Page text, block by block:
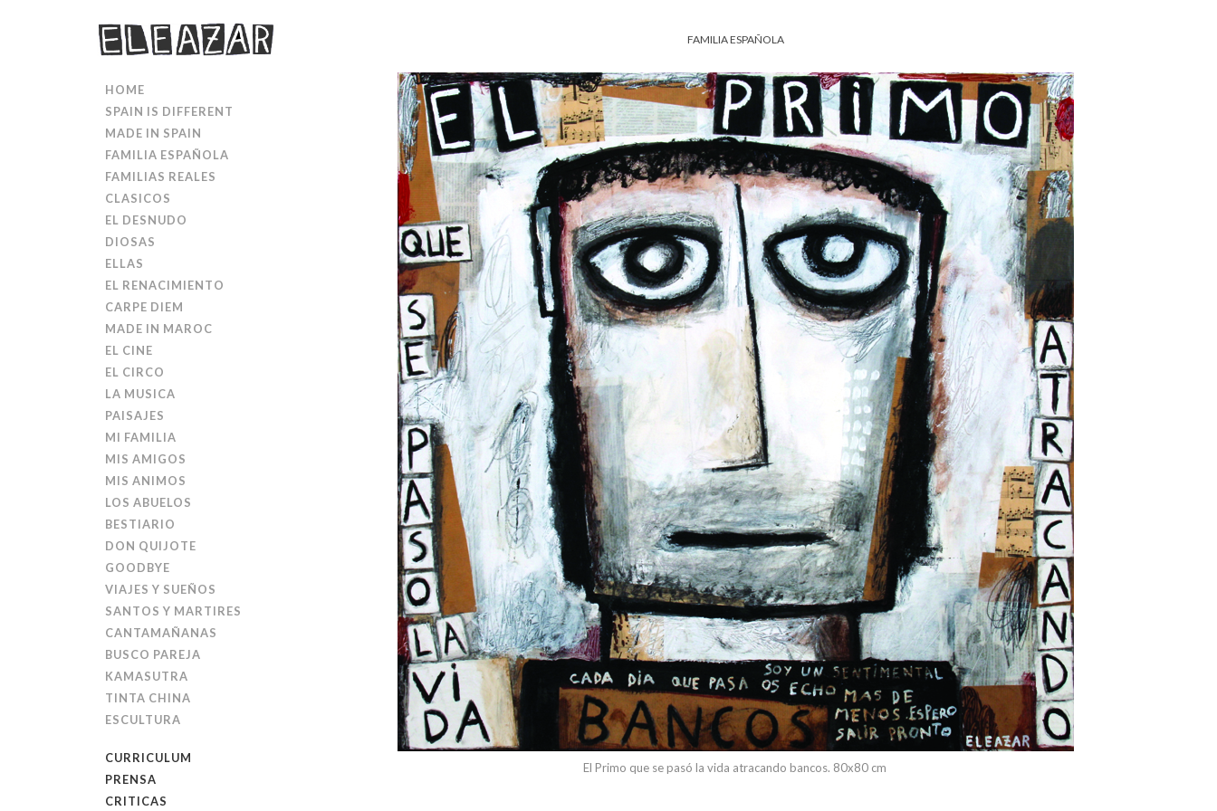
HOME
SPAIN IS DIFFERENT
MADE IN SPAIN
FAMILIA ESPAÑOLA
FAMILIAS REALES
CLASICOS
EL DESNUDO
DIOSAS
ELLAS
EL RENACIMIENTO
CARPE DIEM
MADE IN MAROC
EL CINE
EL CIRCO
LA MUSICA
PAISAJES
MI FAMILIA
MIS AMIGOS
MIS ANIMOS
LOS ABUELOS
BESTIARIO
DON QUIJOTE
GOODBYE
VIAJES Y SUEÑOS
SANTOS Y MARTIRES
CANTAMAÑANAS
BUSCO PAREJA
KAMASUTRA
TINTA CHINA
ESCULTURA
CURRICULUM
PRENSA
CRITICAS
FAMILIA ESPAÑOLA
El Primo que se pasó la vida atracando bancos. 80x80 cm